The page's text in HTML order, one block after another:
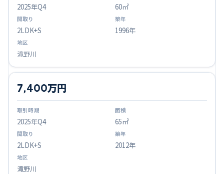
2025年Q4 60㎡
2LDK+S 1996年
滝野川
2025年Q4
7,400万円
65㎡
2LDK+S 2012年
滝野川